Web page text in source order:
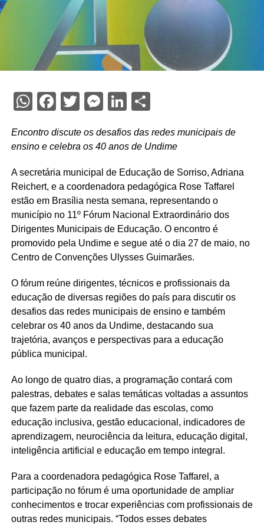
WhatsApp
Facebook
Twitter
Messenger
LinkedIn
Share
Encontro discute os desafios das redes municipais de
ensino e celebra os 40 anos de Undime
A secretária municipal de Educação de Sorriso, Adriana
Reichert, e a coordenadora pedagógica Rose Taffarel
estão em Brasília nesta semana, representando o
município no 11º Fórum Nacional Extraordinário dos
Dirigentes Municipais de Educação. O encontro é
promovido pela Undime e segue até o dia 27 de maio, no
Centro de Convenções Ulysses Guimarães.
O fórum reúne dirigentes, técnicos e profissionais da
educação de diversas regiões do país para discutir os
desafios das redes municipais de ensino e também
celebrar os 40 anos da Undime, destacando sua
trajetória, avanços e perspectivas para a educação
pública municipal.
Ao longo de quatro dias, a programação contará com
palestras, debates e salas temáticas voltadas a assuntos
que fazem parte da realidade das escolas, como
educação inclusiva, gestão educacional, indicadores de
aprendizagem, neurociência da leitura, educação digital,
inteligência artificial e educação em tempo integral.
Para a coordenadora pedagógica Rose Taffarel, a
participação no fórum é uma oportunidade de ampliar
conhecimentos e trocar experiências com profissionais de
outras redes municipais. “Todos esses debates